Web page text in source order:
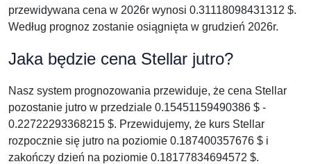
przewidywana cena w 2026r wynosi 0.31118098431312 $.
Według prognoz zostanie osiągnięta w grudzień 2026r.
Jaka będzie cena Stellar jutro?
Nasz system prognozowania przewiduje, że cena Stellar
pozostanie jutro w przedziale 0.15451159490386 $ -
0.22722293368215 $. Przewidujemy, że kurs Stellar
rozpocznie się jutro na poziomie 0.187400357676 $ i
zakończy dzień na poziomie 0.18177834694572 $.